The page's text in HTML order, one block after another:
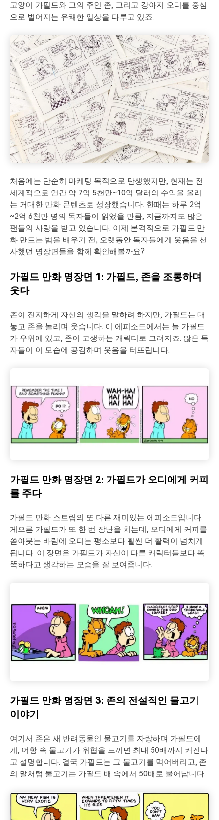
고양이 가필드와 그의 주인 존, 그리고 강아지 오디를 중심
으로 벌어지는 유쾌한 일상을 다루고 있죠.
처음에는 단순히 마케팅 목적으로 탄생했지만, 현재는 전
세계적으로 연간 약 7억 5천만~10억 달러의 수익을 올리
는 거대한 만화 콘텐츠로 성장했습니다. 한때는 하루 2억
~2억 6천만 명의 독자들이 읽었을 만큼, 지금까지도 많은
팬들의 사랑을 받고 있습니다. 이제 본격적으로 가필드 만
화 만드는 법을 배우기 전, 오랫동안 독자들에게 웃음을 선
사했던 명장면들을 함께 확인해볼까요?
가필드 만화 명장면 1: 가필드, 존을 조롱하며
웃다
존이 진지하게 자신의 생각을 말하려 하지만, 가필드는 대
놓고 존을 놀리며 웃습니다. 이 에피소드에서는 늘 가필드
가 우위에 있고, 존이 고생하는 캐릭터로 그려지죠. 많은 독
자들이 이 모습에 공감하며 웃음을 터뜨립니다.
가필드 만화 명장면 2: 가필드가 오디에게 커피
를 주다
가필드 만화 스트립의 또 다른 재미있는 에피소드입니다.
게으른 가필드가 또 한 번 장난을 치는데, 오디에게 커피를
쏟아붓는 바람에 오디는 평소보다 훨씬 더 활력이 넘치게
됩니다. 이 장면은 가필드가 자신이 다른 캐릭터들보다 똑
똑하다고 생각하는 모습을 잘 보여줍니다.
가필드 만화 명장면 3: 존의 전설적인 물고기
이야기
여기서 존은 새 반려동물인 물고기를 자랑하며 가필드에
게, 어항 속 물고기가 위협을 느끼면 최대 50배까지 커진다
고 설명합니다. 결국 가필드는 그 물고기를 먹어버리고, 존
의 말처럼 물고기는 가필드 배 속에서 50배로 불어납니다.